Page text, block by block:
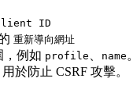
ID
重新導向網址
，例如 profile name
於防止 CSRF 攻擊。